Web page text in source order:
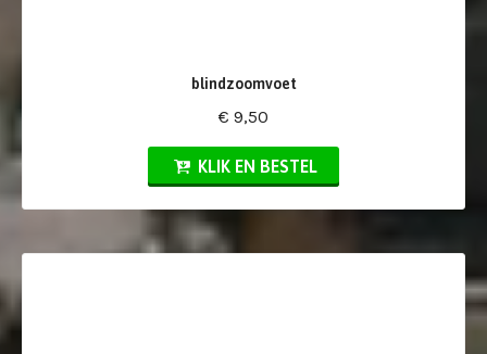
blindzoomvoet
€ 9,50
KLIK EN BESTEL